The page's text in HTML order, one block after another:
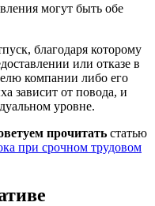
могут быть обе
благодаря которому
или отказе в
компании либо его
зависит от повода, и
уровне.
прочитать статью
при срочном трудовом